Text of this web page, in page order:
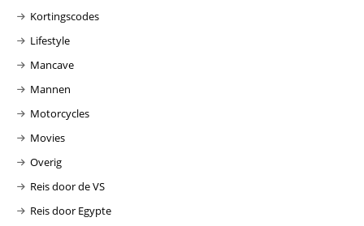
Kortingscodes
Lifestyle
Mancave
Mannen
Motorcycles
Movies
Overig
Reis door de VS
Reis door Egypte